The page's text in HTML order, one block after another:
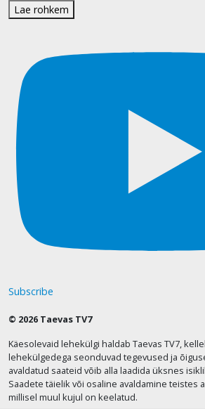
Lae rohkem
Subscribe
© 2026 Taevas TV7
Käesolevaid lehekülgi haldab Taevas TV7,
lehekülgedega seonduvad tegevused ja
avaldatud saateid võib alla laadida üksnes
Saadete täielik või osaline avaldamine teistes
millisel muul kujul on keelatud.